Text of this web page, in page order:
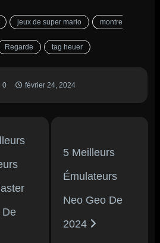
jeux de super mario montre
Regarde tag heuer
0 février 24, 2024
De
5 Meilleurs
Émulateurs
Neo Geo De
2024